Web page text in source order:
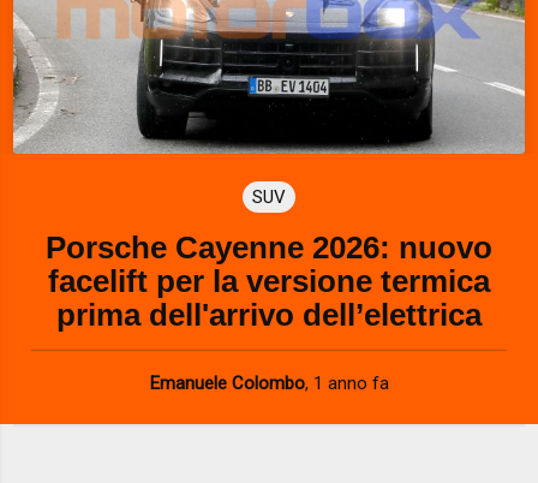
SUV
Porsche Cayenne 2026: nuovo
facelift per la versione termica
prima dell'arrivo dell’elettrica
Emanuele Colombo, 1 anno fa